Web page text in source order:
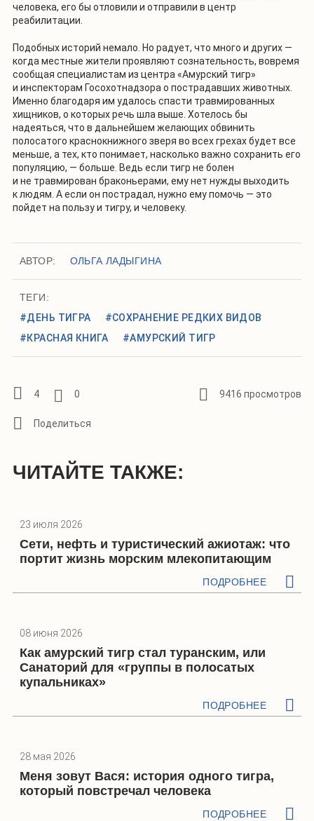
человека, его бы отловили и отправили в центр
реабилитации.
Подобных историй немало. Но радует, что много и других —
когда местные жители проявляют сознательность, вовремя
сообщая специалистам из центра «Амурский тигр»
и инспекторам Госохотнадзора о пострадавших животных.
Именно благодаря им удалось спасти травмированных
хищников, о которых речь шла выше. Хотелось бы
надеяться, что в дальнейшем желающих обвинить
полосатого краснокнижного зверя во всех грехах будет все
меньше, а тех, кто понимает, насколько важно сохранить его
популяцию, — больше. Ведь если тигр не болен
и не травмирован браконьерами, ему нет нужды выходить
к людям. А если он пострадал, нужно ему помочь — это
пойдет на пользу и тигру, и человеку.
АВТОР: ОЛЬГА ЛАДЫГИНА
ТЕГИ:
#ДЕНЬ ТИГРА
#СОХРАНЕНИЕ РЕДКИХ ВИДОВ
#КРАСНАЯ КНИГА
#АМУРСКИЙ ТИГР
4 0 9416 просмотров
ЧИТАЙТЕ ТАКЖЕ:
23 июля 2026
Сети, нефть и туристический ажиотаж: что
портит жизнь морским млекопитающим
ПОДРОБНЕЕ
08 июня 2026
Как амурский тигр стал туранским, или
Санаторий для «группы в полосатых
купальниках»
ПОДРОБНЕЕ
28 мая 2026
Меня зовут Вася: история одного тигра,
который повстречал человека
ПОДРОБНЕЕ